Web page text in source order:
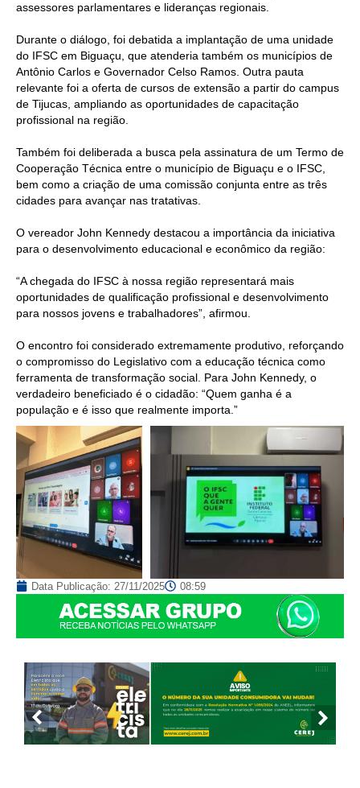
assessores parlamentares e lideranças regionais.
Durante o diálogo, foi debatida a implantação de uma unidade
do IFSC em Biguaçu, que atenderia também os municípios de
Antônio Carlos e Governador Celso Ramos. Outra pauta
relevante foi a oferta de cursos de extensão a partir do campus
de Tijucas, ampliando as oportunidades de capacitação
profissional na região.
Também foi deliberada a busca pela assinatura de um Termo de
Cooperação Técnica entre o município de Biguaçu e o IFSC,
bem como a criação de uma comissão conjunta entre as três
cidades para avançar nas tratativas.
O vereador John Kennedy destacou a importância da iniciativa
para o desenvolvimento educacional e econômico da região:
“A chegada do IFSC à nossa região representará mais
oportunidades de qualificação profissional e desenvolvimento
para nossos jovens e trabalhadores”, afirmou.
O encontro foi considerado extremamente produtivo, reforçando
o compromisso do Legislativo com a educação técnica como
ferramenta de transformação social. Para John Kennedy, o
verdadeiro beneficiado é o cidadão: “Quem ganha é a
população e é isso que realmente importa.”
Data Publicação: 27/11/2025 08:59